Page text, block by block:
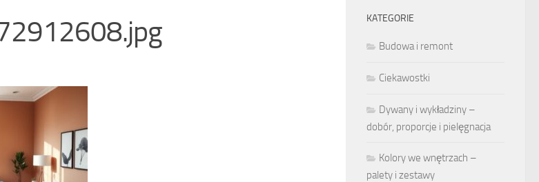
KATEGORIE
Budowa i remont
Ciekawostki
Dywany i wykładziny –
dobór, proporcje i pielęgnacja
Kolory we wnętrzach –
palety i zestawy